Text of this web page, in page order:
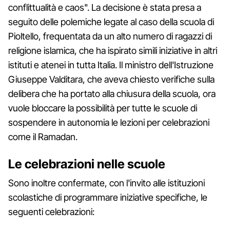
conflittualità e caos". La decisione è stata presa a
seguito delle polemiche legate al caso della scuola di
Pioltello, frequentata da un alto numero di ragazzi di
religione islamica, che ha ispirato simili iniziative in altri
istituti e atenei in tutta Italia. Il ministro dell'Istruzione
Giuseppe Valditara, che aveva chiesto verifiche sulla
delibera che ha portato alla chiusura della scuola, ora
vuole bloccare la possibilità per tutte le scuole di
sospendere in autonomia le lezioni per celebrazioni
come il Ramadan.
Le celebrazioni nelle scuole
Sono inoltre confermate, con l'invito alle istituzioni
scolastiche di programmare iniziative specifiche, le
seguenti celebrazioni: